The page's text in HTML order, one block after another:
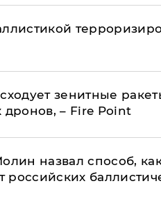
зенитные
– Fire Point
назвал способ,
российских